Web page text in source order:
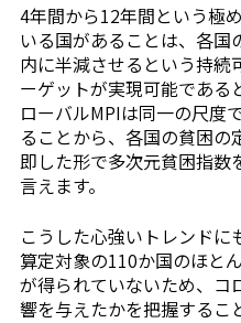
4年間から12年間という極
いる国があることは、各
内に半減させるという持続
ーゲットが実現可能である
ローバルMPIは同一の尺度
ることから、各国の貧困
即した形で多次元貧困指数
言えます。
こうした心強いトレンドに
算定対象の110か国のほと
が得られていないため、コ
響を与えたかを把握するこ